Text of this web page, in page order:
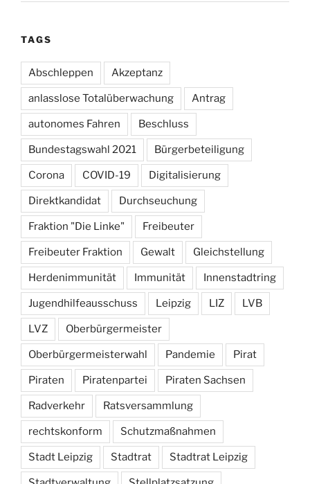
TAGS
Abschleppen Akzeptanz
anlasslose Totalüberwachung Antrag
autonomes Fahren Beschluss
Bundestagswahl 2021 Bürgerbeteiligung
Corona COVID-19 Digitalisierung
Direktkandidat Durchseuchung
Fraktion "Die Linke" Freibeuter
Freibeuter Fraktion Gewalt Gleichstellung
Herdenimmunität Immunität Innenstadtring
Jugendhilfeausschuss Leipzig LIZ LVB
LVZ Oberbürgermeister
Oberbürgermeisterwahl Pandemie Pirat
Piraten Piratenpartei Piraten Sachsen
Radverkehr Ratsversammlung
rechtskonform Schutzmaßnahmen
Stadt Leipzig Stadtrat Stadtrat Leipzig